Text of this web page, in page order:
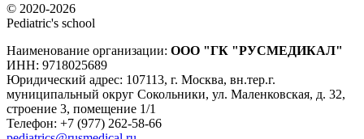
© 2020-2026
Pediatric's school
Наименование организации: ООО "ГК "РУСМЕДИКАЛ"
ИНН: 9718025689
Юридический адрес: 107113, г. Москва, вн.тер.г.
муниципальный округ Сокольники, ул. Маленковская, д. 32,
строение 3, помещение 1/1
Телефон: +7 (977) 262-58-66